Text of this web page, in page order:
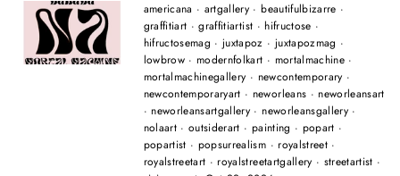
americana · artgallery ·beautifulbizarre ·
graffitiart ·graffitiartist · hifructose ·
hifructosemag ·juxtapoz · juxtapozmag ·
lowbrow · modernfolkart · mortalmachine·
mortalmachinegallery · newcontemporary ·
newcontemporaryart · neworleans · neworleansart
· neworleansartgallery · neworleansgallery·
nolaart ·outsiderart · painting · popart ·
popartist · popsurrealism · royalstreet·
royalstreetart · royalstreetartgallery · streetartist ·